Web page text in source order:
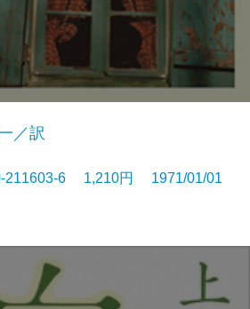
／訳
211603-6 1,210円 1971/01/01